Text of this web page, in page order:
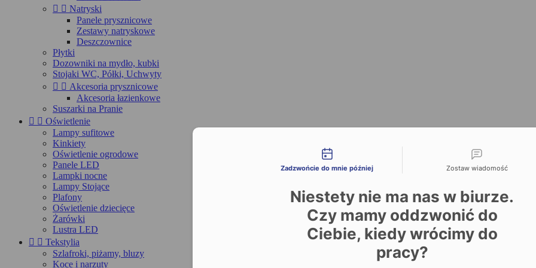
  Natryski
Panele prysznicowe
Zestawy natryskowe
Deszczownice
Płytki
Dozowniki na mydło, kubki
Stojaki WC, Półki, Uchwyty
  Akcesoria prysznicowe
Akcesoria łazienkowe
Suszarki na Pranie
  Oświetlenie
Lampy sufitowe
Kinkiety
Oświetlenie ogrodowe
Panele LED
Lampki nocne
Lampy Stojące
Plafony
Oświetlenie dziecięce
Żarówki
Lustra LED
  Tekstylia
Szlafroki, piżamy, bluzy
Koce i narzuty
Niestety nie ma nas w biurze.
Czy mamy oddzwonić do
Ciebie, kiedy wrócimy do
pracy?
Date and time slection for